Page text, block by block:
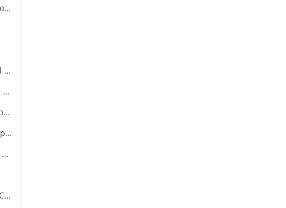
Steige (Planche de vues du Barr de la Roche et des environs)
Maison gothique à Colmar, XVIe siècle (Maison Pfister) (Pl XCV d'un ouvrage d'architecture représentant aussi le portail des chartreux à Dijon, la chapelle de Pagny-le-Château et le manoir St-Ouen près Château Gontier
Eglise de Guebwiller. (Pl. XCI d'un ouvrage d'architecture représentant aussi l'église de Rosheim)
Costumes du Haut-Rhin (Pl. de la France pittoresque" représentant aussi Ferrette, vue générale de la ville et du château)
Mulhouse. Vue générale (Pl. de la France pittoresque" représentant aussi des portraits de Rapp et de Lefebre) + 1 photographie
Costume d'une paysanne des environs de Colmar (Pl. de Costumes de divers pays" n° 51) + 1 photographie
Vue extérieure de la ci-devant abbaye de Marbach près Colmar